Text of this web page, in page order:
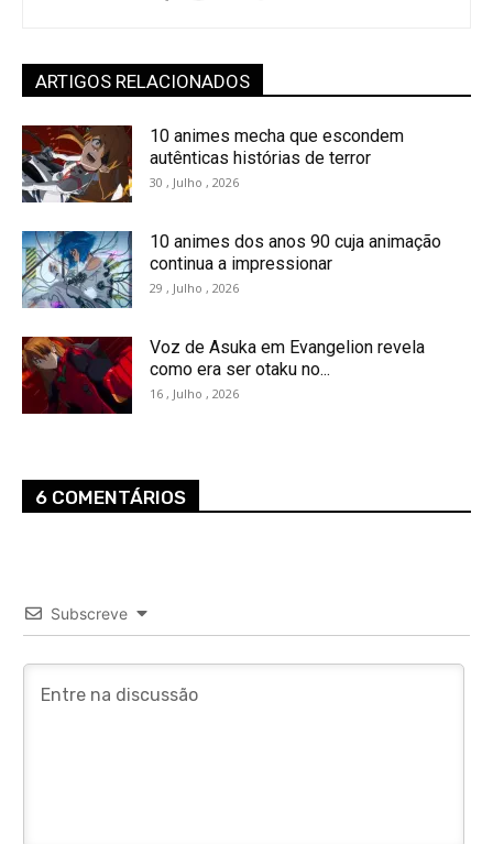
ARTIGOS RELACIONADOS
10 animes mecha que escondem
autênticas histórias de terror
30 , Julho , 2026
10 animes dos anos 90 cuja animação
continua a impressionar
29 , Julho , 2026
Voz de Asuka em Evangelion revela
como era ser otaku no...
16 , Julho , 2026
6 COMENTÁRIOS
Subscreve